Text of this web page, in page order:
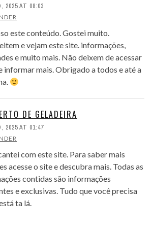
2025 AT 08:03
este conteúdo. Gostei muito.
e vejam este site. informações,
e muito mais. Não deixem de acessar
informar mais. Obrigado a todos e até a
DE GELADEIRA
2025 AT 01:47
com este site. Para saber mais
acesse o site e descubra mais. Todas as
contidas são informações
e exclusivas. Tudo que você precisa
ta lá.